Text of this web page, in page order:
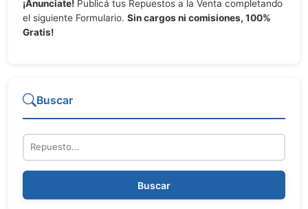
¡Anunciate! Publicá tus Repuestos a la Venta completando
el siguiente Formulario. Sin cargos ni comisiones, 100%
Gratis!
Buscar
Repuesto
Buscar